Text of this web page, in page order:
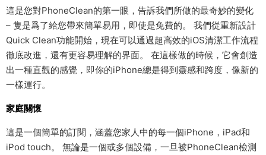
這是您對PhoneClean的第一眼，告訴我們所做的最奇妙的變化
– 隻是爲了給您帶來簡單易用，即使是免費的。 我們從重新設計
Quick Clean功能開始，現在可以通過超高效的iOS清潔工作流程
徹底改進，還有更容易理解的界面。 在這樣做的時候，它會創造
出一種直觀的感覺，即你的iPhone總是得到靈感和跨度，像新的
一樣運行。
家庭關懷
這是一個簡單的訂閱，涵蓋您家人中的每一個iPhone，iPad和
iPod touch。 無論是一個或多個設備，一旦被PhoneClean檢測